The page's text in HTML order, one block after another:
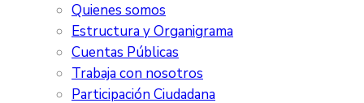
Quienes somos
Estructura y Organigrama
Cuentas Públicas
Trabaja con nosotros
Participación Ciudadana